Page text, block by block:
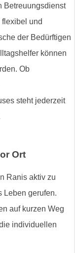
Betreuungsdienst
und
der Bedürftigen
können
Ob
steht jederzeit
Ort
Ranis aktiv zu
Leben gerufen.
auf kurzen Weg
individuellen